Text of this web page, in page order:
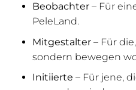
Beobachter – Für
PeleLand.
Mitgestalter – Für
sondern bewegen
Initiierte – Für jene,